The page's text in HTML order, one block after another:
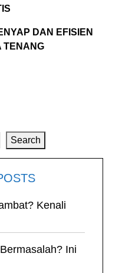
DAN EFISIEN
TENANG
Search
Kenali
Ini